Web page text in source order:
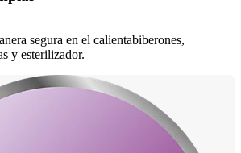
segura en el calientabiberones,
y esterilizador.